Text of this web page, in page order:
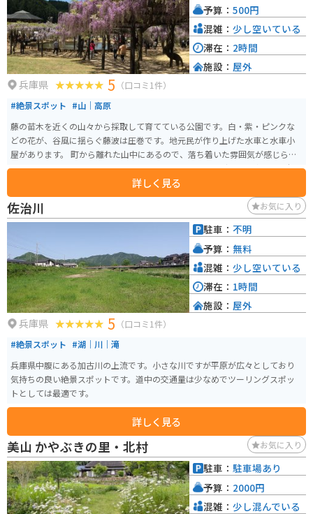
兵庫県 5 （口コミ1件）
#絶景スポット #山｜高原
藤の苗木を近くの山々から採取して育てている公園です。白・紫・ピンクな
どの花が、谷風に揺らぐ藤波は圧巻です。地元民が作り上げた水車と水車小
屋があります。 町から離れた山中にあるので、落ち着いた雰囲気が感じられ
ます。「ドライブインやくも」の近くにあり、ツーリングで立ち寄るのに便
詳しく見る
予算： 500円
混雑： 少し空いている
滞在： 2時間
施設： 屋外
佐治川 お気に入り
兵庫県 5 （口コミ1件）
#絶景スポット #湖｜川｜滝
兵庫県中腹にある加古川の上流です。小さな川ですが平原が広々としており
気持ちの良い絶景スポットです。道中の交通量は少なめでツーリングスポッ
トとしては最適です。
詳しく見る
駐車： 不明
予算： 無料
混雑： 少し空いている
滞在： 1時間
施設： 屋外
美山 かやぶきの里・北村 お気に入り
駐車： 駐車場あり
予算： 2000円
混雑： 少し混んでいる